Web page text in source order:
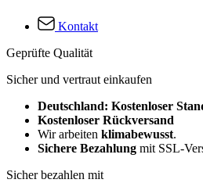
Kontakt
Geprüfte Qualität
Sicher und vertraut einkaufen
Deutschland: Kostenloser
Kostenloser Rückversand
Wir arbeiten klimabewusst.
Sichere Bezahlung mit SSL-
Sicher bezahlen mit